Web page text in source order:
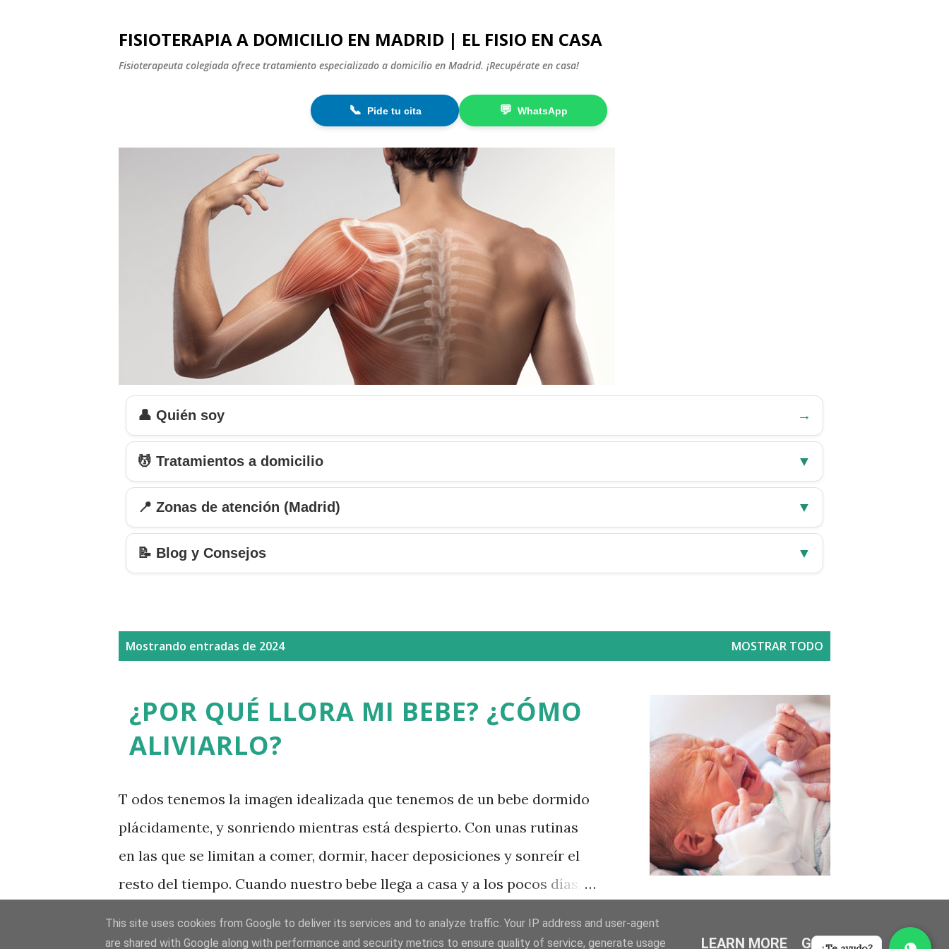
FISIOTERAPIA A DOMICILIO EN MADRID | EL FISIO EN CASA
Fisioterapeuta colegiada ofrece tratamiento especializado a domicilio en Madrid. ¡Recupérate en casa!
📞 Pide tu cita 💬 WhatsApp
👤 Quién soy →
💆 Tratamientos a domicilio ▼
📍 Zonas de atención (Madrid) ▼
📝 Blog y Consejos ▼
Mostrando entradas de 2024 MOSTRAR TODO
¿POR QUÉ LLORA MI BEBE? ¿CÓMO
ALIVIARLO?
T odos tenemos la imagen idealizada que tenemos de un bebe dormido
plácidamente, y sonriendo mientras está despierto. Con unas rutinas
en las que se limitan a comer, dormir, hacer deposiciones y sonreír el
resto del tiempo. Cuando nuestro bebe llega a casa y a los pocos días,
llantos, con dificultad para hacer caca, con gases, la tripa hinchada,
LEER MÁS
This site uses cookies from Google to deliver its services and to analyze traffic. Your IP address and user-agent
are shared with Google along with performance and security metrics to ensure quality of service, generate usage
LEARN MORE GOT IT